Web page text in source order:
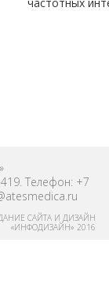
Телефон: +7
САЙТА И ДИЗАЙН
«ИНФОДИЗАЙН» 2016